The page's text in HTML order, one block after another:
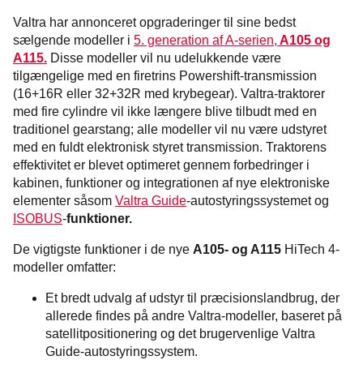
Valtra har annonceret opgraderinger til sine bedst
sælgende modeller i 5. generation af A-serien, A105 og
A115. Disse modeller vil nu udelukkende være
tilgængelige med en firetrins Powershift-transmission
(16+16R eller 32+32R med krybegear). Valtra-traktorer
med fire cylindre vil ikke længere blive tilbudt med en
traditionel gearstang; alle modeller vil nu være udstyret
med en fuldt elektronisk styret transmission. Traktorens
effektivitet er blevet optimeret gennem forbedringer i
kabinen, funktioner og integrationen af nye elektroniske
elementer såsom Valtra Guide-autostyringssystemet og
ISOBUS-funktioner.
De vigtigste funktioner i de nye A105- og A115 HiTech 4-
modeller omfatter:
Et bredt udvalg af udstyr til præcisionslandbrug, der
allerede findes på andre Valtra-modeller, baseret på
satellitpositionering og det brugervenlige Valtra
Guide-autostyringssystem.